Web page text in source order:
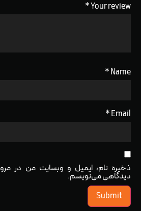
Your review
*
Name
*
Email
*
ذخیره نام، ایمیل و وبسایت من در
دیدگاهی می‌نویسم.